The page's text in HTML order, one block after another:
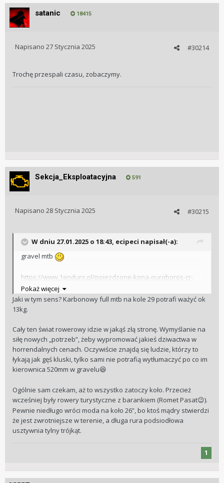
satanic 18415
#30214
Napisano 27 Stycznia 2025
Trochę przespali czasu, zobaczymy.
Sekcja_Eksploatacyjna 591
#30215
Napisano 28 Stycznia 2025
W dniu 27.01.2025 o 18:43, ecipeci napisał(-a):
gravel mtb
https://www.1enduro.pl/pojezdzone-kona-ouroboros-cr-
2025/
Pokaż więcej
Jaki w tym sens? Karbonowy full mtb na kole 29 potrafi ważyć ok
13kg.
Cały ten świat rowerowy idzie w jakąś złą stronę. Wymyślanie na
siłę nowych „potrzeb”, żeby wypromować jakieś dziwactwa w
horrendalnych cenach. Oczywiście znajdą się ludzie, którzy to
łykają jak gęś kluski, tylko sami nie potrafią wytłumaczyć po co im
kierownica 520mm w gravelu😆
Ogólnie sam czekam, aż to wszystko zatoczy koło. Przecież
wcześniej były rowery turystyczne z barankiem (Romet Pasat😉).
Pewnie niedługo wróci moda na koło 26”, bo ktoś mądry stwierdzi
że jest zwrotniejsze w terenie, a długa rura podsiodłowa
usztywnia tylny trójkąt.
1